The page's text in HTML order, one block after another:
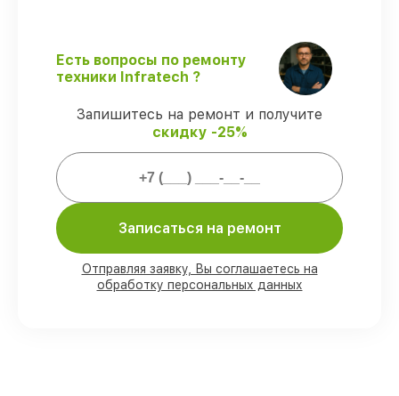
тепловизоров Infratech в оговоренные
сроки.
Официальная гарантия
– на все виды
тепловизоров Infratech предоставляется
длительная гарантия.
Мы гарантируем:
ремонтов по ремонту выполняются
с возможностью присутствия владельца
90%комплектующих Infratech имеются
в наличии в Ростове-на-Дону, остальные
Есть вопросы по ремонту
техники Infratech ?
Запишитесь на ремонт и получите
скидку -25%
Записаться на ремонт
Отправляя заявку, Вы соглашаетесь на
обработку персональных данных